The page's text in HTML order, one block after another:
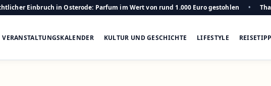
Einbruch in Osterode: Parfum im Wert von rund 1.000 Euro gestohlen
VERANSTALTUNGSKALENDER KULTUR UND GESCHICHTE LIFESTYLE